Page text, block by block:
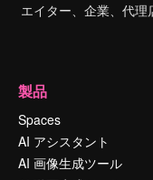
エイター、企業、代
製品
Spaces
AI アシスタント
AI 画像生成ツール